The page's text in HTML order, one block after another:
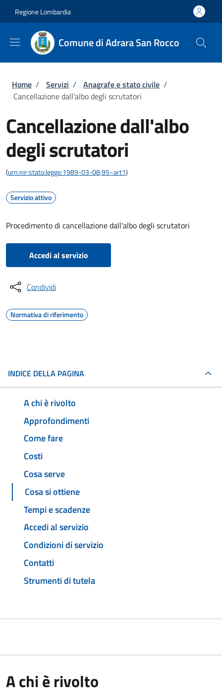
Regione Lombardia
Comune di Adrara San Rocco
Briciole di pane
Home / Servizi / Anagrafe e stato civile /
Cancellazione dall'albo degli scrutatori
Cancellazione dall'albo
degli scrutatori
(urn:nir:stato:legge:1989-03-08;95~art1)
Servizio attivo
Procedimento di cancellazione dall'albo degli scrutatori
Accedi al servizio
Condividi
Normativa di riferimento
INDICE DELLA PAGINA
A chi è rivolto
Approfondimenti
Come fare
Costi
Cosa serve
Cosa si ottiene
Tempi e scadenze
Accedi al servizio
Condizioni di servizio
Contatti
Strumenti di tutela
A chi è rivolto